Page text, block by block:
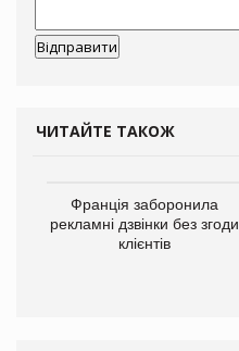
ЧИТАЙТЕ ТАКОЖ
Франція заборонила
рекламні дзвінки без згоди
клієнтів